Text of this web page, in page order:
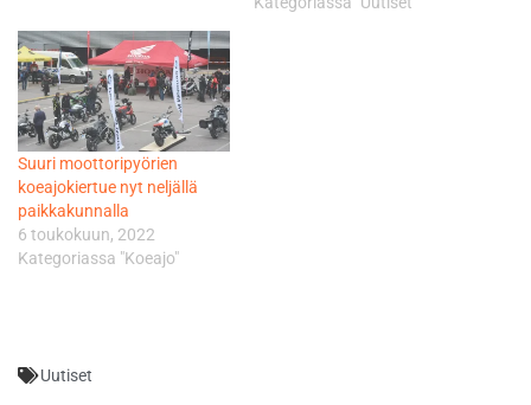
Suuri moottoripyörien
koeajokiertue nyt neljällä
paikkakunnalla
6 toukokuun, 2022
Kategoriassa "Koeajo"
Uutiset